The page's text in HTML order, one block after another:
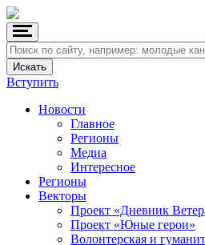
Вступить
Новости
Главное
Регионы
Медиа
Интересное
Регионы
Векторы
Проект «Дневник
Проект «Юные герои»
Волонтерская и